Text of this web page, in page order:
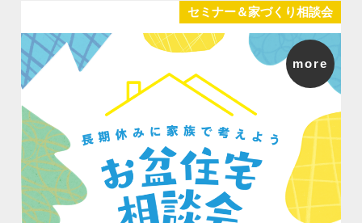
セミナー＆家づくり相談会
more